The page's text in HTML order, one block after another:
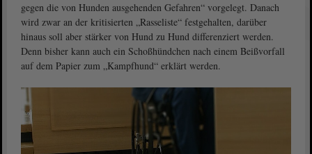
gegen die von Hunden ausgehenden Gefahren“ vorgelegt. Danach
wird zwar an der kritisierten „Rasseliste“ festgehalten, darüber
hinaus soll aber stärker von Hund zu Hund differenziert werden.
Denn bisher kann auch ein Schoßhündchen nach einem Beißvorfall
auf dem Papier zum „Kampfhund“ erklärt werden.